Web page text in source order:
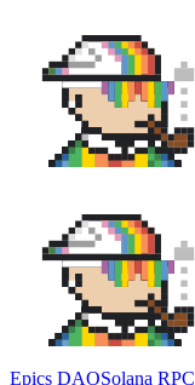
Epics DAOSolana RPC